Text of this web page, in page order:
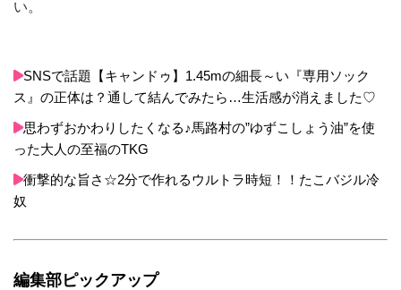
い。
SNSで話題【キャンドゥ】1.45mの細長～い『専用ソック
ス』の正体は？通して結んでみたら…生活感が消えました♡
思わずおかわりしたくなる♪馬路村の”ゆずこしょう油”を使
った大人の至福のTKG
衝撃的な旨さ☆2分で作れるウルトラ時短！！たこバジル冷
奴
編集部ピックアップ